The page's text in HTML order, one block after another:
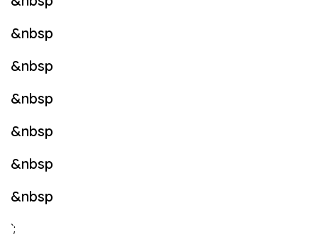
&nbsp
&nbsp
&nbsp
&nbsp
&nbsp
&nbsp
`;